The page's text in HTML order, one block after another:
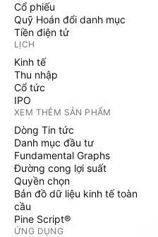
Cổ phiếu
Quỹ Hoán đổi danh mục
Tiền điện tử
LỊCH
Kinh tế
Thu nhập
Cổ tức
IPO
XEM THÊM SẢN PHẨM
Dòng Tin tức
Danh mục đầu tư
Fundamental Graphs
Đường cong lợi suất
Quyền chọn
Bản đồ dữ liệu kinh tế toàn
cầu
Pine Script®
ỨNG DỤNG